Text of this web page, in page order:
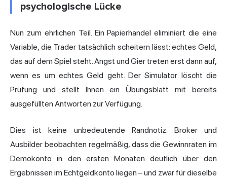
psychologische Lücke
Nun zum ehrlichen Teil. Ein Papierhandel eliminiert die eine
Variable, die Trader tatsächlich scheitern lässt: echtes Geld,
das auf dem Spiel steht. Angst und Gier treten erst dann auf,
wenn es um echtes Geld geht. Der Simulator löscht die
Prüfung und stellt Ihnen ein Übungsblatt mit bereits
ausgefüllten Antworten zur Verfügung.
Dies ist keine unbedeutende Randnotiz. Broker und
Ausbilder beobachten regelmäßig, dass die Gewinnraten im
Demokonto in den ersten Monaten deutlich über den
Ergebnissen im Echtgeldkonto liegen – und zwar für dieselbe